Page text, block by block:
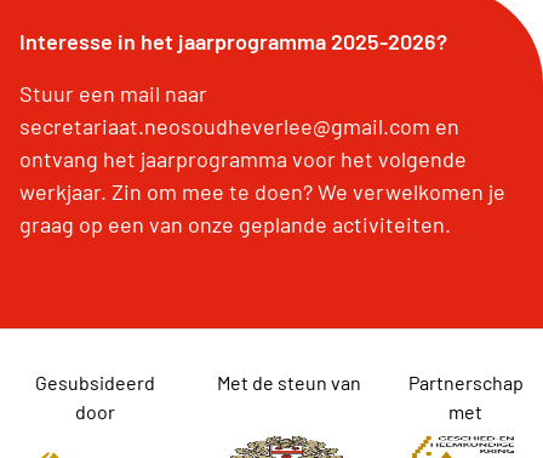
Interesse in het jaarprogramma 2025-2026?
Stuur een mail naar
secretariaat.neosoudheverlee@gmail.com en
ontvang het jaarprogramma voor het volgende
werkjaar. Zin om mee te doen? We verwelkomen je
graag op een van onze geplande activiteiten.
Gesubsideerd
door
Met de steun van
Partnerschap
met